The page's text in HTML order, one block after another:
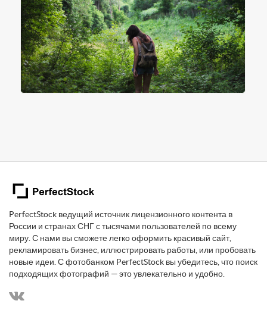
PerfectStock ведущий источник лицензионного контента в
России и странах СНГ с тысячами пользователей по всему
миру. С нами вы сможете легко оформить красивый сайт,
рекламировать бизнес, иллюстрировать работы, или пробовать
новые идеи. С фотобанком PerfectStock вы убедитесь, что поиск
подходящих фотографий — это увлекательно и удобно.